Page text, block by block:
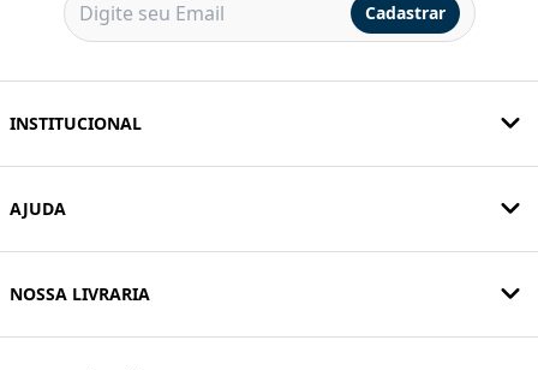
Cadastrar
INSTITUCIONAL
AJUDA
NOSSA LIVRARIA